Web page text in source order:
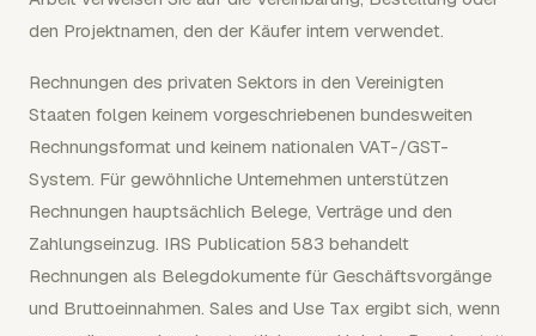
den Projektnamen, den der Käufer intern verwendet.
Rechnungen des privaten Sektors in den Vereinigten
Staaten folgen keinem vorgeschriebenen bundesweiten
Rechnungsformat und keinem nationalen VAT-/GST-
System. Für gewöhnliche Unternehmen unterstützen
Rechnungen hauptsächlich Belege, Verträge und den
Zahlungseinzug. IRS Publication 583 behandelt
Rechnungen als Belegdokumente für Geschäftsvorgänge
und Bruttoeinnahmen. Sales and Use Tax ergibt sich, wenn